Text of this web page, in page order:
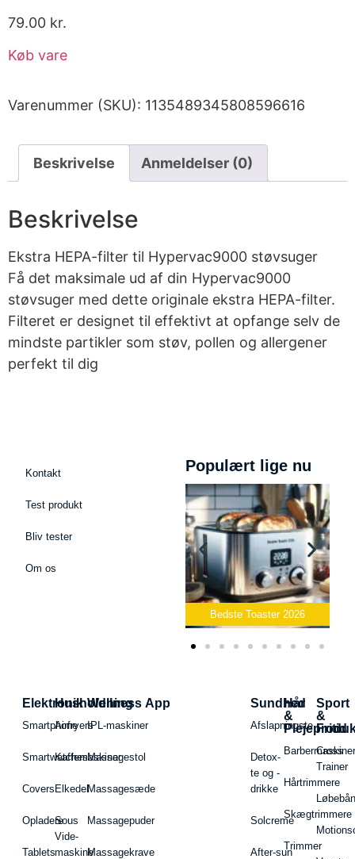
79.00 kr.
Køb vare
Varenummer (SKU): 1135489345808596616
Beskrivelse Anmeldelser (0)
Beskrivelse
Ekstra HEPA-filter til Hypervac9000 støvsuger
Få det maksimale ud af din Hypervac9000
støvsuger med dette originale ekstra HEPA-filter.
Filteret er designet til effektivt at opfange selv de
mindste partikler som støv, pollen og allergener
perfekt til dig
Kontakt
Test produkt
Bliv tester
Om os
Populært lige nu
Bedste Toaster 2026
Elektronik
Smartphone
Smartwatches
Covers
Opladere
Tablets
Husholdning
Airfryers
Kaffemaskiner
Elkedel
Sous
Vide-
maskine
Wellness App
IPL-maskiner
Massagestol
Massagesæde
Massagepuder
Massagekrave
Sundhed
Afslapningste
Detox-
te og -
drikke
Solcreme
After-sun
Hår
&
Hårtrimmere
Skægtrimmere
Trimmer
Sport
&
Fritid
Cross
Trainer